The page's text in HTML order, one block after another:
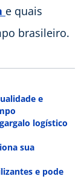
e quais
brasileiro.
e
logístico
sua
e pode